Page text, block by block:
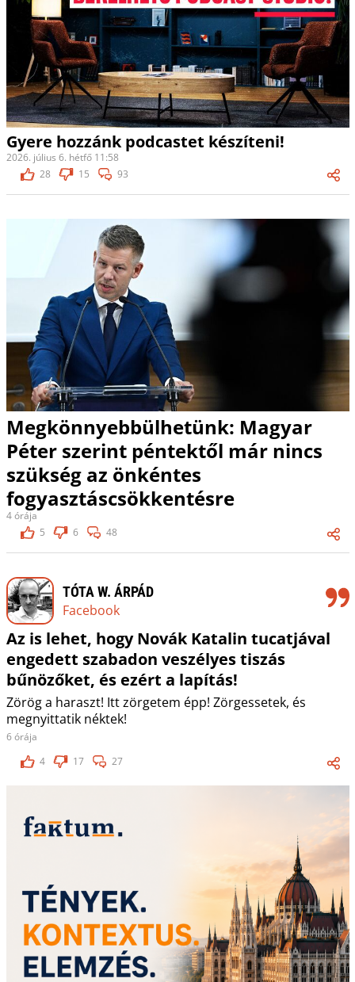
Gyere hozzánk podcastet készíteni!
2026. július 6. hétfő 11:58
28
15 93
Megkönnyebbülhetünk: Magyar
Péter szerint péntektől már nincs
szükség az önkéntes
fogyasztáscsökkentésre
4 órája
5
6 48
TÓTA W. ÁRPÁD
Facebook
Az is lehet, hogy Novák Katalin tucatjával
engedett szabadon veszélyes tiszás
bűnözőket, és ezért a lapítás!
Zörög a haraszt! Itt zörgetem épp! Zörgessetek, és
megnyittatik néktek!
6 órája
4
17 27